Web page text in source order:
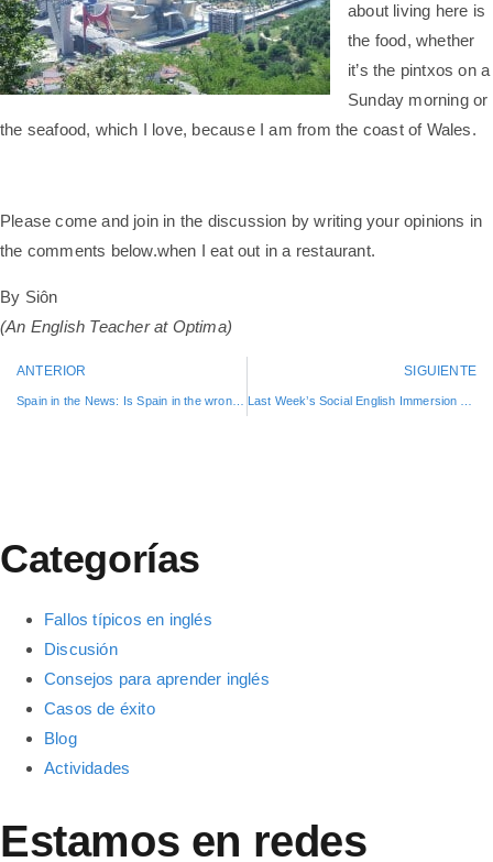
about living here is
the food, whether
it’s the pintxos on a
Sunday morning or
the seafood, which I love, because I am from the coast of Wales.
Please come and join in the discussion by writing your opinions in
the comments below.when I eat out in a restaurant.
By Siôn
(An English Teacher at Optima)
ANTERIOR
Spain in the News: Is Spain in the wrong timezone?
SIGUIENTE
Categorías
Fallos típicos en inglés
Discusión
Consejos para aprender inglés
Casos de éxito
Blog
Actividades
Estamos en redes